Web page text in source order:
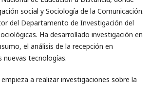
social y Sociología de la Comunicación.
del Departamento de Investigación del
Ha desarrollado investigación en
el análisis de la recepción en
nuevas tecnologías.
a realizar investigaciones sobre la